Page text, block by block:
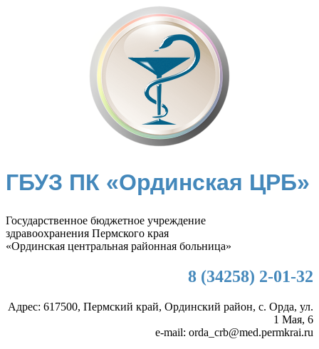
ГБУЗ ПК «Ординская ЦРБ»
Государственное бюджетное учреждение
здравоохранения Пермского края
«Ординская центральная районная больница»
8 (34258) 2-01-32
Адрес: 617500, Пермский край, Ординский район, с. Орда, ул.
1 Мая, 6
e-mail: orda_crb@med.permkrai.ru